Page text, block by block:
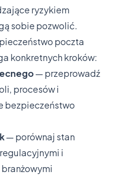
ryzykiem
sobie pozwolić.
poczta
konkretnych kroków:
— przeprowadź
procesów i
bezpieczeństwo
— porównaj stan
i